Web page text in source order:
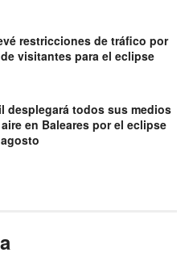
restricciones de tráfico por
visitantes para el eclipse
desplegará todos sus medios
en Baleares por el eclipse